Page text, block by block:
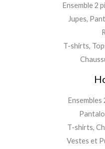
Ensemble 2
Jupes,
T-shirts,
Ensembles
T-shirts,
Vestes et